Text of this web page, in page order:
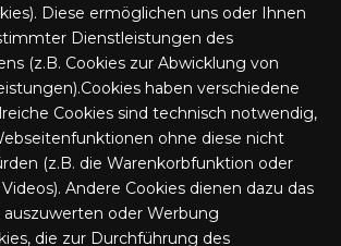
Diese ermöglichen uns oder Ihnen
Dienstleistungen des
(z.B. Cookies zur Abwicklung von
haben verschiedene
Cookies sind technisch notwendig,
ohne diese nicht
(z.B. die Warenkorbfunktion oder
Andere Cookies dienen dazu das
oder Werbung
die zur Durchführung des